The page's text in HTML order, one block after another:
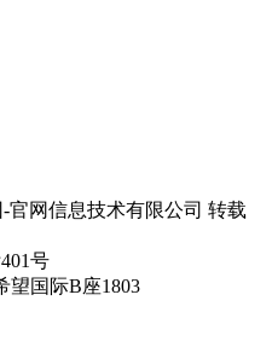
官网信息技术有限公司 转载
号
望国际B座1803